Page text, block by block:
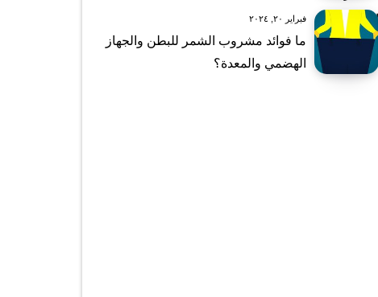
فبراير ٢٠, ٢٠٢٤
ما فوائد مشروب الشمر للبطن والجهاز
الهضمي والمعدة؟